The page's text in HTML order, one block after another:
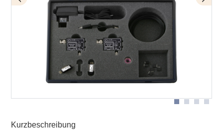
Anwendung mit AS 200 Set
Anwendung mit optischen Sensor AS 200
Lieferumfang A200-2
Kurzbeschreibung